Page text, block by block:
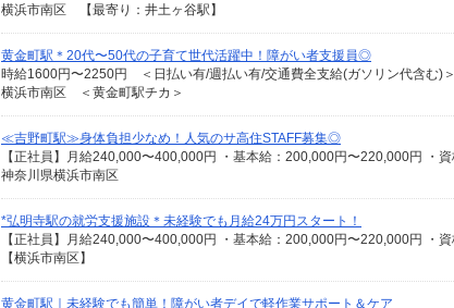
横浜市南区 【最寄り：井土ヶ谷駅】
黄金町駅＊20代〜50代の子育て世代活躍中！障がい者支援員◎
時給1600円〜2250円 ＜日払い有/週払い有/交通費全支給(ガソリン代含む)＞
横浜市南区 ＜黄金町駅チカ＞
≪吉野町駅≫身体負担少なめ！人気のサ高住STAFF募集◎
神奈川県横浜市南区
*弘明寺駅の就労支援施設＊未経験でも月給24万円スタート！
【横浜市南区】
黄金町駅｜未経験でも簡単！障がい者デイで軽作業サポート＆ケア